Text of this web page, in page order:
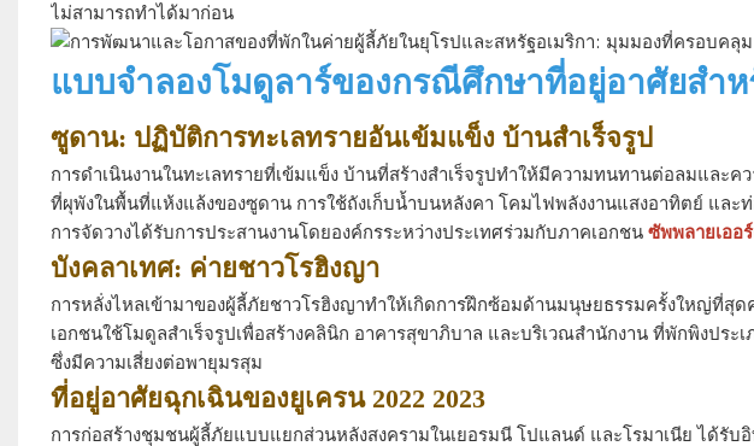
ไม่สามารถทำได้มาก่อน
แบบจำลองโมดูลาร์ของกรณีศึกษาที่อยู่อาศัยสำ
ซูดาน: ปฏิบัติการทะเลทรายอันเข้มแข็ง บ้านสำเร็จรูป
การดำเนินงานในทะเลทรายที่เข้มแข็ง บ้านที่สร้างสำเร็จรูปทำให้มีความทนทานต่อลมและ
ที่ผุพังในพื้นที่แห้งแล้งของซูดาน การใช้ถังเก็บน้ำบนหลังคา โคมไฟพลังงานแสงอาทิตย์ และ
การจัดวางได้รับการประสานงานโดยองค์กรระหว่างประเทศร่วมกับภาคเอกชน ซัพพลายเออ
บังคลาเทศ: ค่ายชาวโรฮิงญา
การหลั่งไหลเข้ามาของผู้ลี้ภัยชาวโรฮิงญาทำให้เกิดการฝึกซ้อมด้านมนุษยธรรมครั้งใหญ่ที่สุ
เอกชนใช้โมดูลสำเร็จรูปเพื่อสร้างคลินิก อาคารสุขาภิบาล และบริเวณสำนักงาน ที่พักพิงปร
ซึ่งมีความเสี่ยงต่อพายุมรสุม
ที่อยู่อาศัยฉุกเฉินของยูเครน 2022 2023
การก่อสร้างชุมชนผู้ลี้ภัยแบบแยกส่วนหลังสงครามในเยอรมนี โปแลนด์ และโรมาเนีย ได้รับ